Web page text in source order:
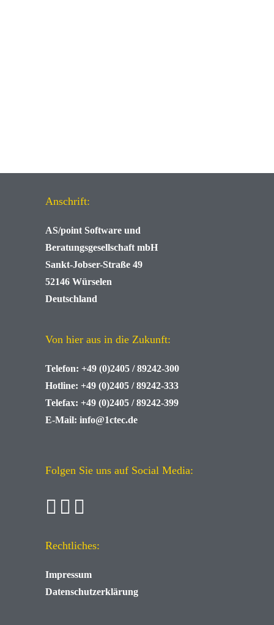
Anschrift:
AS/point Software und
Beratungsgesellschaft mbH
Sankt-Jobser-Straße 49
52146 Würselen
Deutschland
Von hier aus in die Zukunft:
Telefon: +49 (0)2405 / 89242-300
Hotline: +49 (0)2405 / 89242-333
Telefax: +49 (0)2405 / 89242-399
E-Mail: info@1ctec.de
Folgen Sie uns auf Social Media:
Rechtliches:
Impressum
Datenschutzerklärung